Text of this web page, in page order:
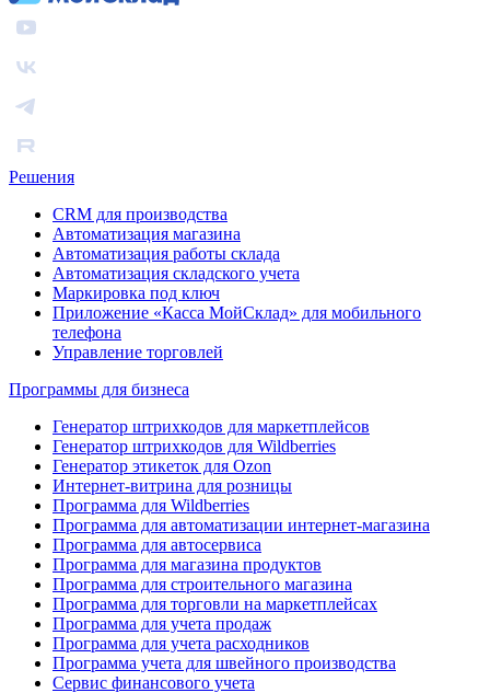
Решения
CRM для производства
Автоматизация магазина
Автоматизация работы склада
Автоматизация складского учета
Маркировка под ключ
Приложение «Касса МойСклад» для мобильного
телефона
Управление торговлей
Программы для бизнеса
Генератор штрихкодов для маркетплейсов
Генератор штрихкодов для Wildberries
Генератор этикеток для Ozon
Интернет-витрина для розницы
Программа для Wildberries
Программа для автоматизации интернет-магазина
Программа для автосервиса
Программа для магазина продуктов
Программа для строительного магазина
Программа для торговли на маркетплейсах
Программа для учета продаж
Программа для учета расходников
Программа учета для швейного производства
Сервис финансового учета